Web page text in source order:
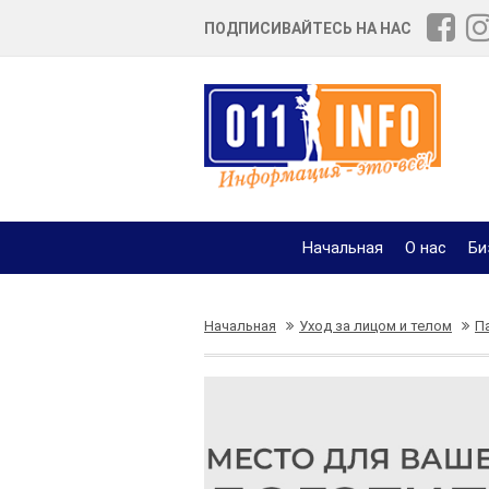
ПОДПИСИВАЙТЕСЬ НА НАС
Начальная О нас
Начальная Уход за лицом и телом